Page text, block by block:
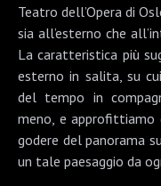
Teatro dell’Opera di
sia all’esterno che
La caratteristica più
esterno in salita, su
del tempo in
meno, e approfittiamo
godere del panorama
un tale paesaggio da